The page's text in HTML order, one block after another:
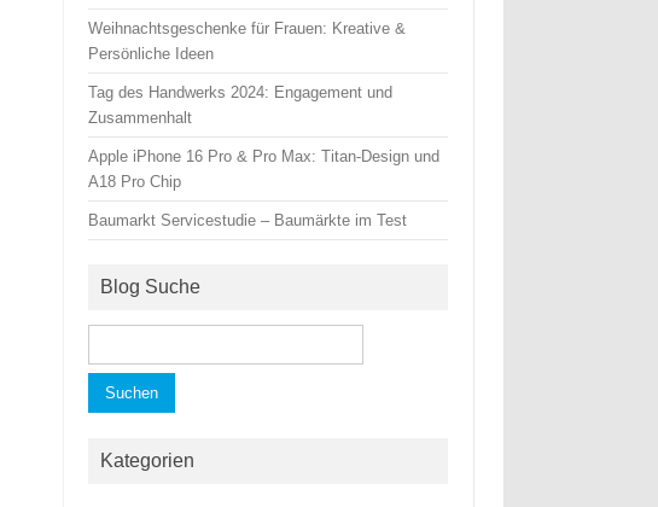
Weihnachtsgeschenke für Frauen: Kreative &
Persönliche Ideen
Tag des Handwerks 2024: Engagement und
Zusammenhalt
Apple iPhone 16 Pro & Pro Max: Titan-Design und
A18 Pro Chip
Baumarkt Servicestudie – Baumärkte im Test
Blog Suche
nach:
Kategorien